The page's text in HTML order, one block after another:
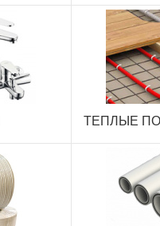
ТЕПЛЫЕ